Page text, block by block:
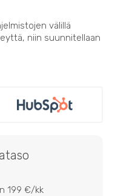
välillä
niin suunnitellaan
199 €/kk